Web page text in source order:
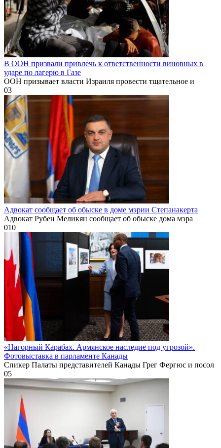
В ООН призвали привлечь к ответственности виновных в
ударе по лагерю в Газе
ООН призывает власти Израиля провести тщательное и
03
Адвокат сообщает об обыске в доме мэрии Степанакерта
Адвокат Рубен Меликян сообщает об обыске дома мэра
010
«Нагорный Карабах. Армянское наследие под угрозой».
Фотовыставка в парламенте Канады
Спикер Палаты представителей Канады Грег Фергюс и посол
05